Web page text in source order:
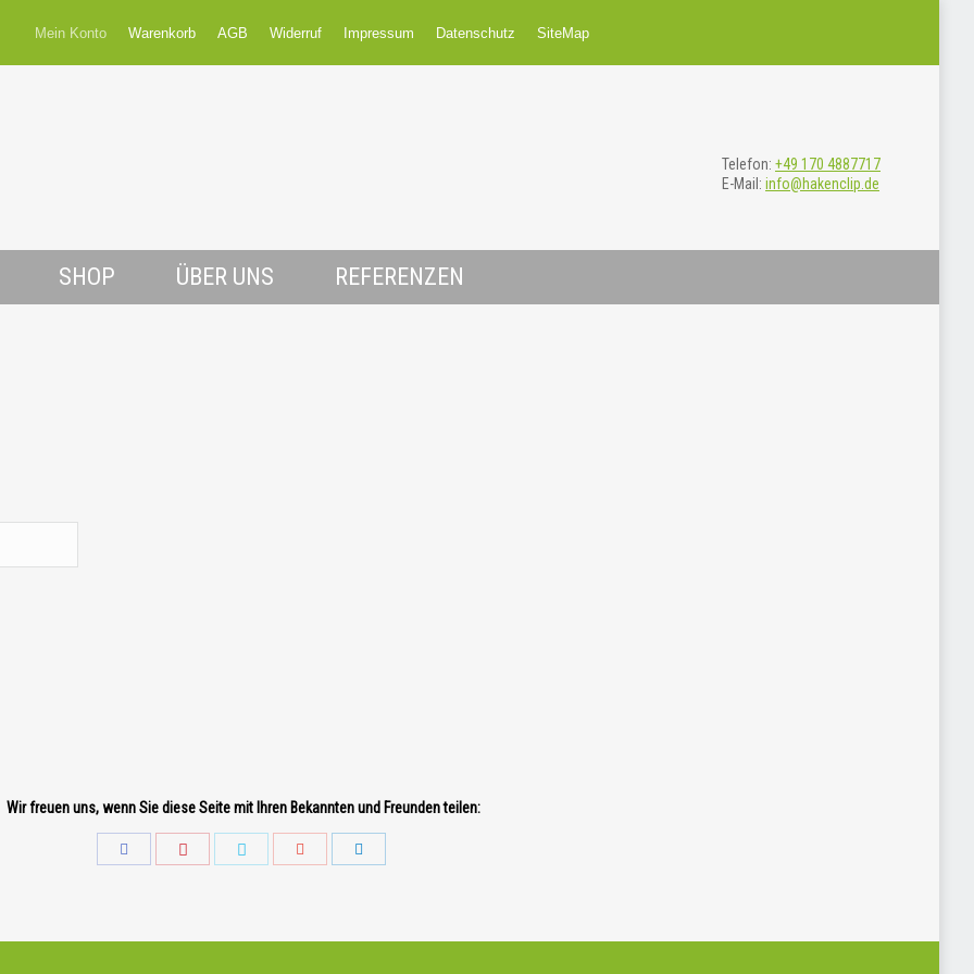
Mein Konto Warenkorb AGB Widerruf Impressum Datenschutz SiteMap
Telefon: +49 170 4887717
E-Mail: info@hakenclip.de
SHOP ÜBER UNS REFERENZEN
Wir freuen uns, wenn Sie diese Seite mit Ihren Bekannten und Freunden teilen: